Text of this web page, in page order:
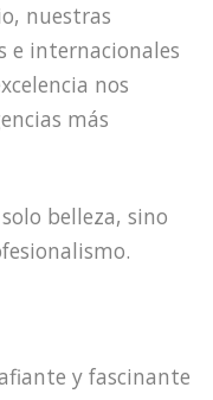
nuestras
e internacionales
nos
más
belleza, sino
y fascinante